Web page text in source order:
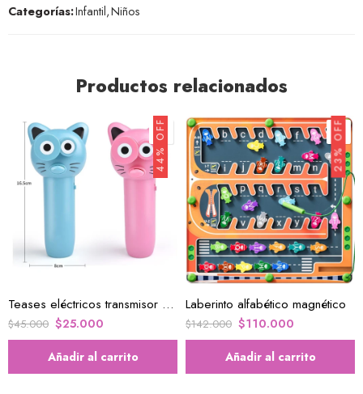
Categorías:Infantil,Niños
Productos relacionados
44% OFF
Teases eléctricos transmisor de cuerda de gato
$45.000 $25.000
Añadir al carrito
23% OFF
Laberinto alfabético magnético
$142.000 $110.000
Añadir al carrito